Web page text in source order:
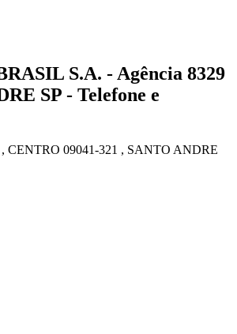
S.A. - Agência 8329
SP - Telefone e
CENTRO 09041-321 , SANTO ANDRE